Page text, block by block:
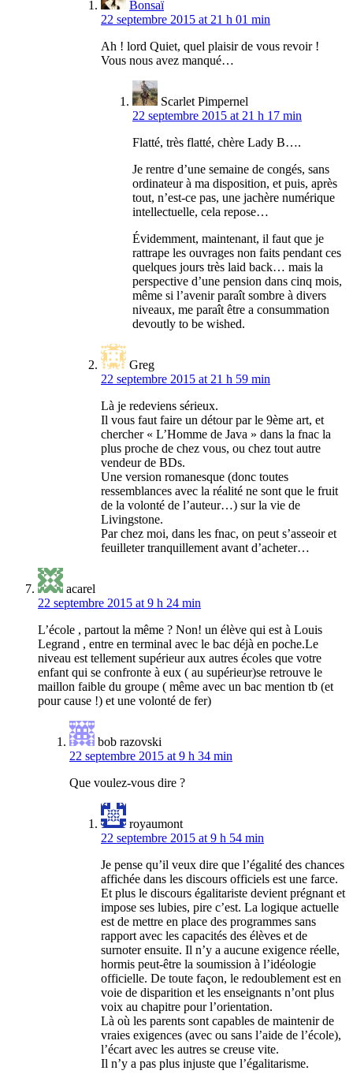
Bonsaï
22 septembre 2015 at 21 h 01 min
Ah ! lord Quiet, quel plaisir de vous revoir !
Vous nous avez manqué…
Scarlet Pimpernel
22 septembre 2015 at 21 h 17 min
Flatté, très flatté, chère Lady B….
Je rentre d’une semaine de congés, sans
ordinateur à ma disposition, et puis, après
tout, n’est-ce pas, une jachère numérique
intellectuelle, cela repose…
Évidemment, maintenant, il faut que je
rattrape les ouvrages non faits pendant ces
quelques jours très laid back… mais la
perspective d’une pension dans cinq mois,
même si l’avenir paraît sombre à divers
niveaux, me paraît être a consummation
devoutly to be wished.
Greg
22 septembre 2015 at 21 h 59 min
Là je redeviens sérieux.
Il vous faut faire un détour par le 9ème art, et
chercher « L’Homme de Java » dans la fnac la
plus proche de chez vous, ou chez tout autre
vendeur de BDs.
Une version romanesque (donc toutes
ressemblances avec la réalité ne sont que le fruit
de la volonté de l’auteur…) sur la vie de
Livingstone.
Par chez moi, dans les fnac, on peut s’asseoir et
feuilleter tranquillement avant d’acheter…
acarel
22 septembre 2015 at 9 h 24 min
L’école , partout la même ? Non! un élève qui est à Louis
Legrand , entre en terminal avec le bac déjà en poche.Le
niveau est tellement supérieur aux autres écoles que votre
enfant qui se confronte à eux ( au supérieur)se retrouve le
maillon faible du groupe ( même avec un bac mention tb (et
pour cause !) et une volonté de fer)
bob razovski
22 septembre 2015 at 9 h 34 min
Que voulez-vous dire ?
royaumont
22 septembre 2015 at 9 h 54 min
Je pense qu’il veux dire que l’égalité des chances
affichée dans les discours officiels est une farce.
Et plus le discours égalitariste devient prégnant et
impose ses lubies, pire c’est. La logique actuelle
est de mettre en place des programmes sans
rapport avec les capacités des élèves et de
surnoter ensuite. Il n’y a aucune exigence réelle,
hormis peut-être la soumission à l’idéologie
officielle. De toute façon, le redoublement est en
voie de disparition et les enseignants n’ont plus
voix au chapitre pour l’orientation.
Là où les parents sont capables de maintenir de
vraies exigences (avec ou sans l’aide de l’école),
l’écart avec les autres se creuse vite.
Il n’y a pas plus injuste que l’égalitarisme.